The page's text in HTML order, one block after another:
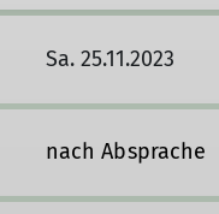
Sa. 25.11.2023
nach Absprache